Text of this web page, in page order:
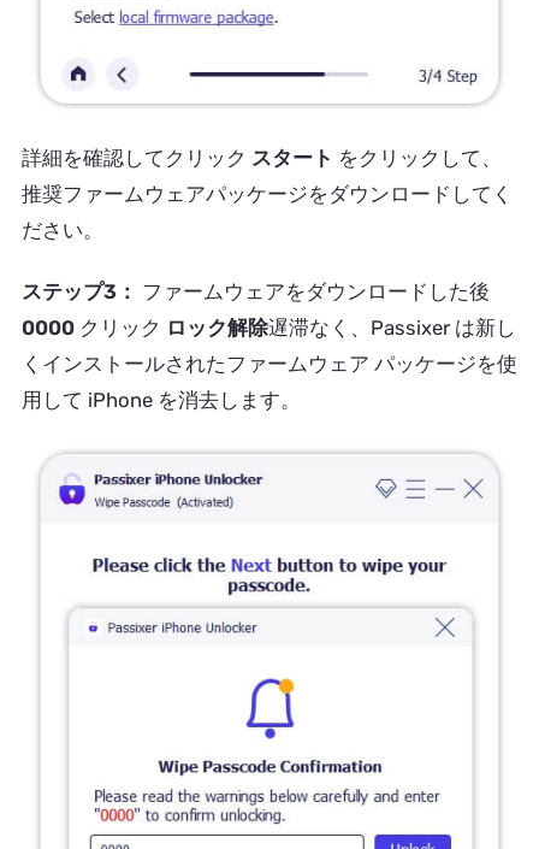
詳細を確認してクリック スタート をクリックして、
推奨ファームウェアパッケージをダウンロードしてく
ださい。
ステップ3： ファームウェアをダウンロードした後
0000 クリック ロック解除遅滞なく、Passixer は新し
くインストールされたファームウェア パッケージを使
用して iPhone を消去します。